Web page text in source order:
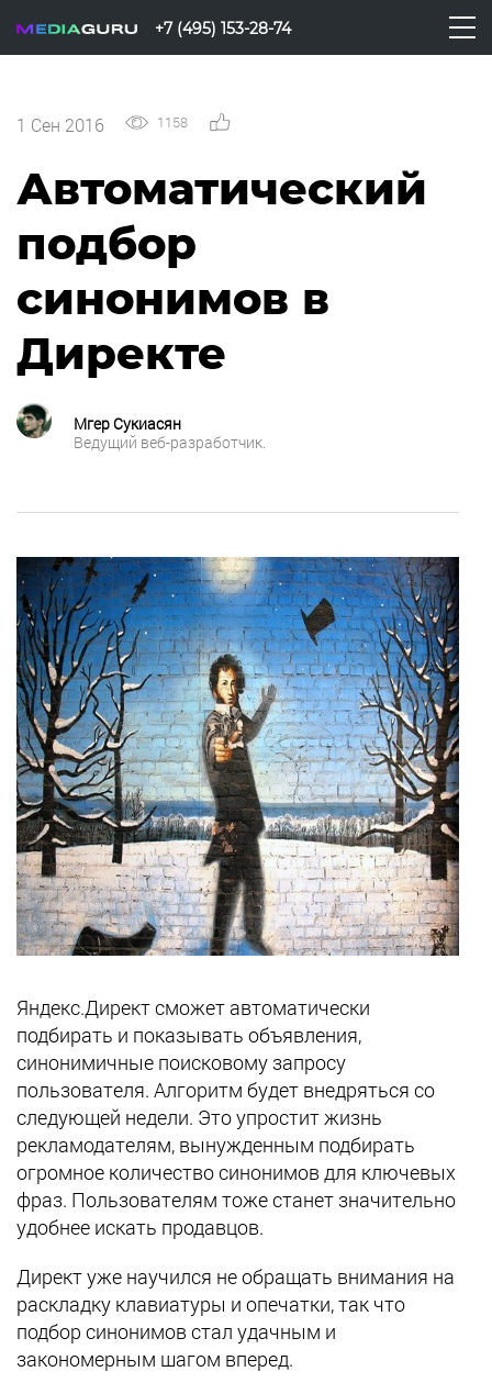
+7 (495) 153-28-74
1 Сен 2016 1158
Автоматический
подбор
синонимов в
Директе
Мгер Сукиасян
Ведущий веб-разработчик.
Яндекс.Директ сможет автоматически
подбирать и показывать объявления,
синонимичные поисковому запросу
пользователя. Алгоритм будет внедряться со
следующей недели. Это упростит жизнь
рекламодателям, вынужденным подбирать
огромное количество синонимов для ключевых
фраз. Пользователям тоже станет значительно
удобнее искать продавцов.
Директ уже научился не обращать внимания на
раскладку клавиатуры и опечатки, так что
подбор синонимов стал удачным и
закономерным шагом вперед.